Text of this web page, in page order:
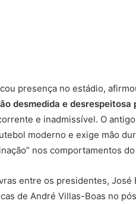
presença no estádio,
desmedida e desrespeitosa
e inadmissível. O
moderno e exige mão
nos comportamentos
entre os presidentes, José
de André Villas-Boas no